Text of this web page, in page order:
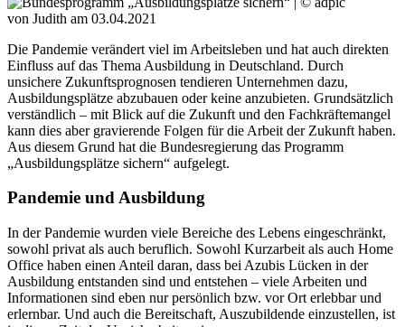
von Judith am 03.04.2021
Die Pandemie verändert viel im Arbeitsleben und hat auch direkten
Einfluss auf das Thema Ausbildung in Deutschland. Durch
unsichere Zukunftsprognosen tendieren Unternehmen dazu,
Ausbildungsplätze abzubauen oder keine anzubieten. Grundsätzlich
verständlich – mit Blick auf die Zukunft und den Fachkräftemangel
kann dies aber gravierende Folgen für die Arbeit der Zukunft haben.
Aus diesem Grund hat die Bundesregierung das Programm
„Ausbildungsplätze sichern“ aufgelegt.
Pandemie und Ausbildung
In der Pandemie wurden viele Bereiche des Lebens eingeschränkt,
sowohl privat als auch beruflich. Sowohl Kurzarbeit als auch Home
Office haben einen Anteil daran, dass bei Azubis Lücken in der
Ausbildung entstanden sind und entstehen – viele Arbeiten und
Informationen sind eben nur persönlich bzw. vor Ort erlebbar und
erlernbar. Und auch die Bereitschaft, Auszubildende einzustellen, ist